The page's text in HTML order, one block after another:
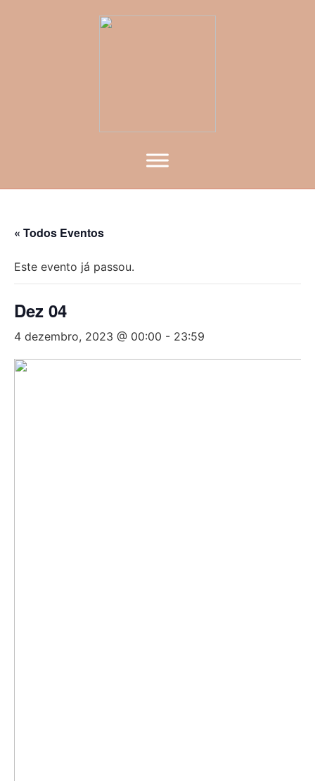
« Todos Eventos
Este evento já passou.
Dez 04
4 dezembro, 2023 @ 00:00 - 23:59